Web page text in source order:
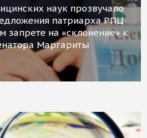
наук прозвучало
патриарха РПЦ
запрете на «склонение» к
Маргариты